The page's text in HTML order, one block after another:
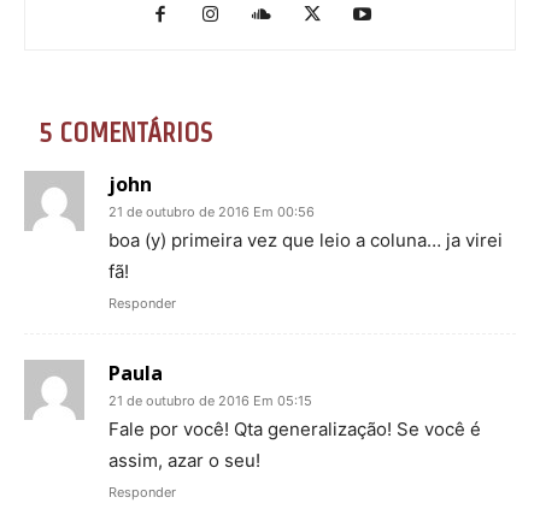
5 COMENTÁRIOS
john
21 de outubro de 2016 Em 00:56
boa (y) primeira vez que leio a coluna… ja virei
fã!
Responder
Paula
21 de outubro de 2016 Em 05:15
Fale por você! Qta generalização! Se você é
assim, azar o seu!
Responder